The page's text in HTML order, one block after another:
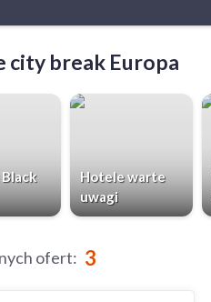
city break Europa
Black
Hotele warte
uwagi
ofert: 3